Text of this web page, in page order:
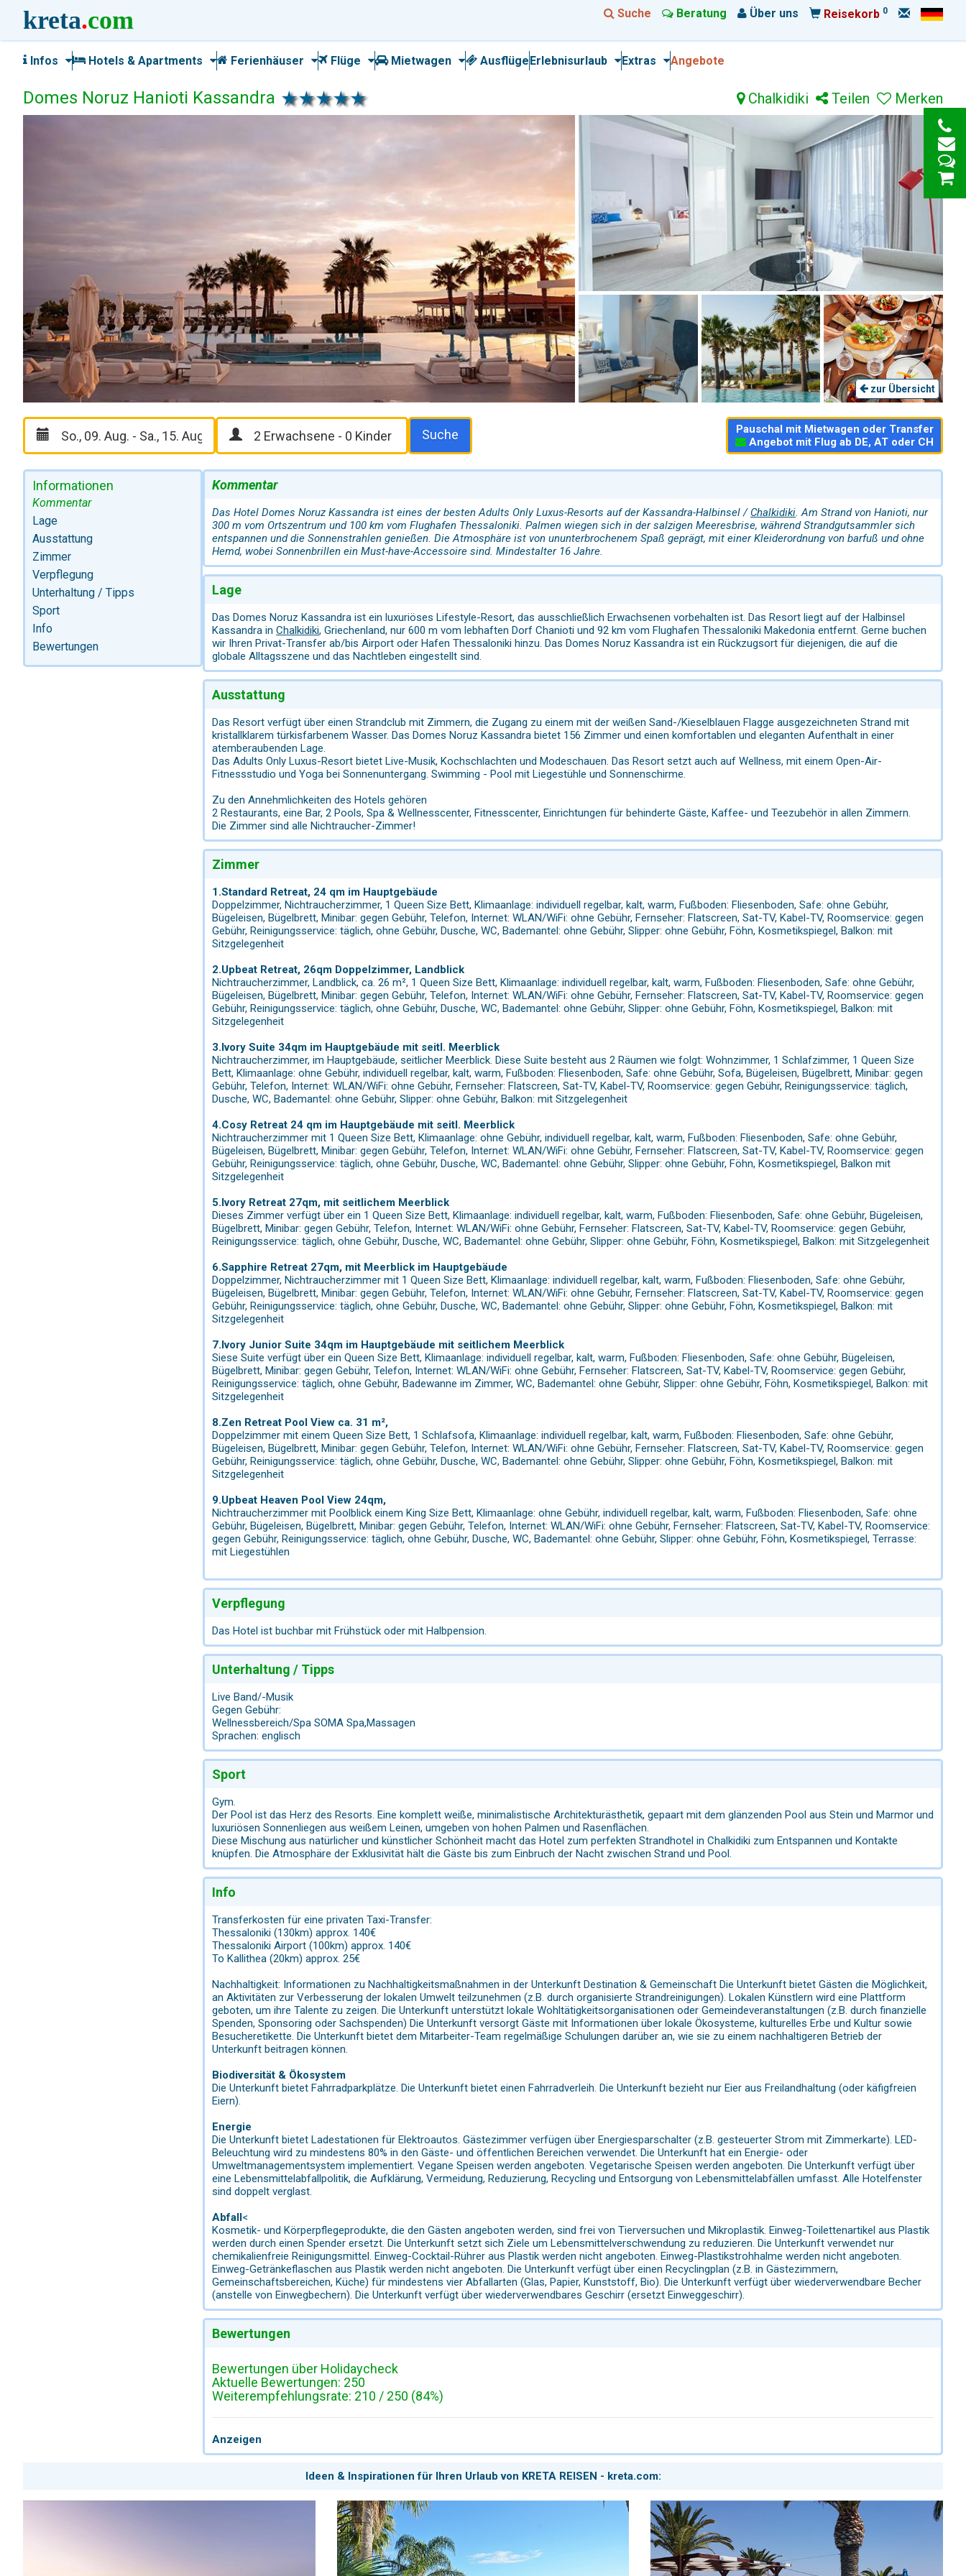
kreta.com Suche Beratung Über uns Reisekorb 0
Infos Hotels & Apartments Ferienhäuser Flüge Mietwagen AusflügeErlebnisurlaub Extras Angebote
Domes Noruz Hanioti Kassandra Merken
Teilen
Chalkidiki
zur Übersicht
Suche
Pauschal mit Mietwagen oder Transfer
Angebot mit Flug ab DE, AT oder CH
Informationen
Kommentar
Lage
Ausstattung
Zimmer
Verpflegung
Unterhaltung / Tipps
Sport
Info
Bewertungen
Kommentar
Das Hotel Domes Noruz Kassandra ist eines der besten Adults Only Luxus-Resorts auf der Kassandra-Halbinsel / Chalkidiki. Am Strand von Hanioti, nur
300 m vom Ortszentrum und 100 km vom Flughafen Thessaloniki. Palmen wiegen sich in der salzigen Meeresbrise, während Strandgutsammler sich
entspannen und die Sonnenstrahlen genießen. Die Atmosphäre ist von ununterbrochenem Spaß geprägt, mit einer Kleiderordnung von barfuß und ohne
Hemd, wobei Sonnenbrillen ein Must-have-Accessoire sind. Mindestalter 16 Jahre.
Lage
Das Domes Noruz Kassandra ist ein luxuriöses Lifestyle-Resort, das ausschließlich Erwachsenen vorbehalten ist. Das Resort liegt auf der Halbinsel
Kassandra in Chalkidiki, Griechenland, nur 600 m vom lebhaften Dorf Chanioti und 92 km vom Flughafen Thessaloniki Makedonia entfernt. Gerne buchen
wir Ihren Privat-Transfer ab/bis Airport oder Hafen Thessaloniki hinzu. Das Domes Noruz Kassandra ist ein Rückzugsort für diejenigen, die auf die
globale Alltagsszene und das Nachtleben eingestellt sind.
Ausstattung
Das Resort verfügt über einen Strandclub mit Zimmern, die Zugang zu einem mit der weißen Sand-/Kieselblauen Flagge ausgezeichneten Strand mit
kristallklarem türkisfarbenem Wasser. Das Domes Noruz Kassandra bietet 156 Zimmer und einen komfortablen und eleganten Aufenthalt in einer
atemberaubenden Lage.
Das Adults Only Luxus-Resort bietet Live-Musik, Kochschlachten und Modeschauen. Das Resort setzt auch auf Wellness, mit einem Open-Air-
Fitnessstudio und Yoga bei Sonnenuntergang. Swimming - Pool mit Liegestühle und Sonnenschirme.
Zu den Annehmlichkeiten des Hotels gehören
2 Restaurants, eine Bar, 2 Pools, Spa & Wellnesscenter, Fitnesscenter, Einrichtungen für behinderte Gäste, Kaffee- und Teezubehör in allen Zimmern.
Die Zimmer sind alle Nichtraucher-Zimmer!
Zimmer
1.Standard Retreat, 24 qm im Hauptgebäude
Doppelzimmer, Nichtraucherzimmer, 1 Queen Size Bett, Klimaanlage: individuell regelbar, kalt, warm, Fußboden: Fliesenboden, Safe: ohne Gebühr,
Bügeleisen, Bügelbrett, Minibar: gegen Gebühr, Telefon, Internet: WLAN/WiFi: ohne Gebühr, Fernseher: Flatscreen, Sat-TV, Kabel-TV, Roomservice: gegen
Gebühr, Reinigungsservice: täglich, ohne Gebühr, Dusche, WC, Bademantel: ohne Gebühr, Slipper: ohne Gebühr, Föhn, Kosmetikspiegel, Balkon: mit
Sitzgelegenheit
2.Upbeat Retreat, 26qm Doppelzimmer, Landblick
Nichtraucherzimmer, Landblick, ca. 26 m², 1 Queen Size Bett, Klimaanlage: individuell regelbar, kalt, warm, Fußboden: Fliesenboden, Safe: ohne Gebühr,
Bügeleisen, Bügelbrett, Minibar: gegen Gebühr, Telefon, Internet: WLAN/WiFi: ohne Gebühr, Fernseher: Flatscreen, Sat-TV, Kabel-TV, Roomservice: gegen
Gebühr, Reinigungsservice: täglich, ohne Gebühr, Dusche, WC, Bademantel: ohne Gebühr, Slipper: ohne Gebühr, Föhn, Kosmetikspiegel, Balkon: mit
Sitzgelegenheit
3.Ivory Suite 34qm im Hauptgebäude mit seitl. Meerblick
Nichtraucherzimmer, im Hauptgebäude, seitlicher Meerblick. Diese Suite besteht aus 2 Räumen wie folgt: Wohnzimmer, 1 Schlafzimmer, 1 Queen Size
Bett, Klimaanlage: ohne Gebühr, individuell regelbar, kalt, warm, Fußboden: Fliesenboden, Safe: ohne Gebühr, Sofa, Bügeleisen, Bügelbrett, Minibar: gegen
Gebühr, Telefon, Internet: WLAN/WiFi: ohne Gebühr, Fernseher: Flatscreen, Sat-TV, Kabel-TV, Roomservice: gegen Gebühr, Reinigungsservice: täglich,
Dusche, WC, Bademantel: ohne Gebühr, Slipper: ohne Gebühr, Balkon: mit Sitzgelegenheit
4.Cosy Retreat 24 qm im Hauptgebäude mit seitl. Meerblick
Nichtraucherzimmer mit 1 Queen Size Bett, Klimaanlage: ohne Gebühr, individuell regelbar, kalt, warm, Fußboden: Fliesenboden, Safe: ohne Gebühr,
Bügeleisen, Bügelbrett, Minibar: gegen Gebühr, Telefon, Internet: WLAN/WiFi: ohne Gebühr, Fernseher: Flatscreen, Sat-TV, Kabel-TV, Roomservice: gegen
Gebühr, Reinigungsservice: täglich, ohne Gebühr, Dusche, WC, Bademantel: ohne Gebühr, Slipper: ohne Gebühr, Föhn, Kosmetikspiegel, Balkon mit
Sitzgelegenheit
5.Ivory Retreat 27qm, mit seitlichem Meerblick
Dieses Zimmer verfügt über ein 1 Queen Size Bett, Klimaanlage: individuell regelbar, kalt, warm, Fußboden: Fliesenboden, Safe: ohne Gebühr, Bügeleisen,
Bügelbrett, Minibar: gegen Gebühr, Telefon, Internet: WLAN/WiFi: ohne Gebühr, Fernseher: Flatscreen, Sat-TV, Kabel-TV, Roomservice: gegen Gebühr,
Reinigungsservice: täglich, ohne Gebühr, Dusche, WC, Bademantel: ohne Gebühr, Slipper: ohne Gebühr, Föhn, Kosmetikspiegel, Balkon: mit Sitzgelegenheit
6.Sapphire Retreat 27qm, mit Meerblick im Hauptgebäude
Doppelzimmer, Nichtraucherzimmer mit 1 Queen Size Bett, Klimaanlage: individuell regelbar, kalt, warm, Fußboden: Fliesenboden, Safe: ohne Gebühr,
Bügeleisen, Bügelbrett, Minibar: gegen Gebühr, Telefon, Internet: WLAN/WiFi: ohne Gebühr, Fernseher: Flatscreen, Sat-TV, Kabel-TV, Roomservice: gegen
Gebühr, Reinigungsservice: täglich, ohne Gebühr, Dusche, WC, Bademantel: ohne Gebühr, Slipper: ohne Gebühr, Föhn, Kosmetikspiegel, Balkon: mit
Sitzgelegenheit
7.Ivory Junior Suite 34qm im Hauptgebäude mit seitlichem Meerblick
Siese Suite verfügt über ein Queen Size Bett, Klimaanlage: individuell regelbar, kalt, warm, Fußboden: Fliesenboden, Safe: ohne Gebühr, Bügeleisen,
Bügelbrett, Minibar: gegen Gebühr, Telefon, Internet: WLAN/WiFi: ohne Gebühr, Fernseher: Flatscreen, Sat-TV, Kabel-TV, Roomservice: gegen Gebühr,
Reinigungsservice: täglich, ohne Gebühr, Badewanne im Zimmer, WC, Bademantel: ohne Gebühr, Slipper: ohne Gebühr, Föhn, Kosmetikspiegel, Balkon: mit
Sitzgelegenheit
8.Zen Retreat Pool View ca. 31 m²,
Doppelzimmer mit einem Queen Size Bett, 1 Schlafsofa, Klimaanlage: individuell regelbar, kalt, warm, Fußboden: Fliesenboden, Safe: ohne Gebühr,
Bügeleisen, Bügelbrett, Minibar: gegen Gebühr, Telefon, Internet: WLAN/WiFi: ohne Gebühr, Fernseher: Flatscreen, Sat-TV, Kabel-TV, Roomservice: gegen
Gebühr, Reinigungsservice: täglich, ohne Gebühr, Dusche, WC, Bademantel: ohne Gebühr, Slipper: ohne Gebühr, Föhn, Kosmetikspiegel, Balkon: mit
Sitzgelegenheit
9.Upbeat Heaven Pool View 24qm,
Nichtraucherzimmer mit Poolblick einem King Size Bett, Klimaanlage: ohne Gebühr, individuell regelbar, kalt, warm, Fußboden: Fliesenboden, Safe: ohne
Gebühr, Bügeleisen, Bügelbrett, Minibar: gegen Gebühr, Telefon, Internet: WLAN/WiFi: ohne Gebühr, Fernseher: Flatscreen, Sat-TV, Kabel-TV, Roomservice:
gegen Gebühr, Reinigungsservice: täglich, ohne Gebühr, Dusche, WC, Bademantel: ohne Gebühr, Slipper: ohne Gebühr, Föhn, Kosmetikspiegel, Terrasse:
mit Liegestühlen
Verpflegung
Das Hotel ist buchbar mit Frühstück oder mit Halbpension.
Unterhaltung / Tipps
Live Band/-Musik
Gegen Gebühr:
Wellnessbereich/Spa SOMA Spa,Massagen
Sprachen: englisch
Sport
Gym.
Der Pool ist das Herz des Resorts. Eine komplett weiße, minimalistische Architekturästhetik, gepaart mit dem glänzenden Pool aus Stein und Marmor und
luxuriösen Sonnenliegen aus weißem Leinen, umgeben von hohen Palmen und Rasenflächen.
Diese Mischung aus natürlicher und künstlicher Schönheit macht das Hotel zum perfekten Strandhotel in Chalkidiki zum Entspannen und Kontakte
knüpfen. Die Atmosphäre der Exklusivität hält die Gäste bis zum Einbruch der Nacht zwischen Strand und Pool.
Info
Transferkosten für eine privaten Taxi-Transfer:
Thessaloniki (130km) approx. 140€
Thessaloniki Airport (100km) approx. 140€
To Kallithea (20km) approx. 25€
Nachhaltigkeit: Informationen zu Nachhaltigkeitsmaßnahmen in der Unterkunft Destination & Gemeinschaft Die Unterkunft bietet Gästen die Möglichkeit,
an Aktivitäten zur Verbesserung der lokalen Umwelt teilzunehmen (z.B. durch organisierte Strandreinigungen). Lokalen Künstlern wird eine Plattform
geboten, um ihre Talente zu zeigen. Die Unterkunft unterstützt lokale Wohltätigkeitsorganisationen oder Gemeindeveranstaltungen (z.B. durch finanzielle
Spenden, Sponsoring oder Sachspenden) Die Unterkunft versorgt Gäste mit Informationen über lokale Ökosysteme, kulturelles Erbe und Kultur sowie
Besucheretikette. Die Unterkunft bietet dem Mitarbeiter-Team regelmäßige Schulungen darüber an, wie sie zu einem nachhaltigeren Betrieb der
Unterkunft beitragen können.
Biodiversität & Ökosystem
Die Unterkunft bietet Fahrradparkplätze. Die Unterkunft bietet einen Fahrradverleih. Die Unterkunft bezieht nur Eier aus Freilandhaltung (oder käfigfreien
Eiern).
Energie
Die Unterkunft bietet Ladestationen für Elektroautos. Gästezimmer verfügen über Energiesparschalter (z.B. gesteuerter Strom mit Zimmerkarte). LED-
Beleuchtung wird zu mindestens 80% in den Gäste- und öffentlichen Bereichen verwendet. Die Unterkunft hat ein Energie- oder
Umweltmanagementsystem implementiert. Vegane Speisen werden angeboten. Vegetarische Speisen werden angeboten. Die Unterkunft verfügt über
eine Lebensmittelabfallpolitik, die Aufklärung, Vermeidung, Reduzierung, Recycling und Entsorgung von Lebensmittelabfällen umfasst. Alle Hotelfenster
sind doppelt verglast.
Abfall<
Kosmetik- und Körperpflegeprodukte, die den Gästen angeboten werden, sind frei von Tierversuchen und Mikroplastik. Einweg-Toilettenartikel aus Plastik
werden durch einen Spender ersetzt. Die Unterkunft setzt sich Ziele um Lebensmittelverschwendung zu reduzieren. Die Unterkunft verwendet nur
chemikalienfreie Reinigungsmittel. Einweg-Cocktail-Rührer aus Plastik werden nicht angeboten. Einweg-Plastikstrohhalme werden nicht angeboten.
Einweg-Getränkeflaschen aus Plastik werden nicht angeboten. Die Unterkunft verfügt über einen Recyclingplan (z.B. in Gästezimmern,
Gemeinschaftsbereichen, Küche) für mindestens vier Abfallarten (Glas, Papier, Kunststoff, Bio). Die Unterkunft verfügt über wiederverwendbare Becher
(anstelle von Einwegbechern). Die Unterkunft verfügt über wiederverwendbares Geschirr (ersetzt Einweggeschirr).
Bewertungen
Bewertungen über Holidaycheck
Aktuelle Bewertungen: 250
Weiterempfehlungsrate: 210 / 250 (84%)
Anzeigen
Ideen & Inspirationen für Ihren Urlaub von KRETA REISEN - kreta.com: